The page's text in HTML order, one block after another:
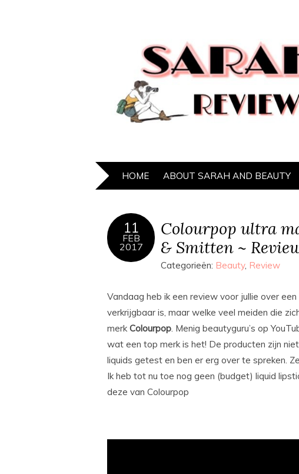
HOME ABOUT SARAH AND BEAUTY
11
FEB
2017
Colourpop ultra
& Smitten ~
Categorieën: Beauty, Review
Vandaag heb ik een review voor jullie over
verkrijgbaar is, maar welke veel meiden die
merkColourpop. Menig beautyguru’s op
wat een top merk is het! De producten zijn
liquids getest en ben er erg over te spreken.
Ik heb tot nu toe nog geen (budget) liquid
deze van Colourpop